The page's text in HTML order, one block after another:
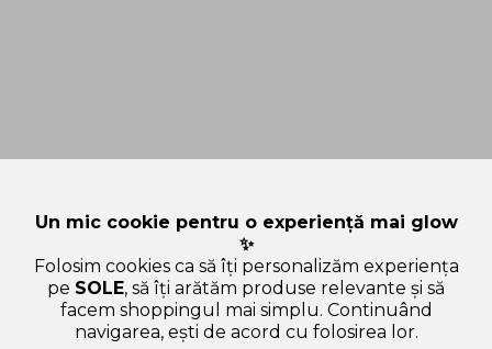
Un mic cookie pentru o experiență mai glow
✨
Folosim cookies ca să îți personalizăm experiența
pe SOLE, să îți arătăm produse relevante și să
facem shoppingul mai simplu. Continuând
navigarea, ești de acord cu folosirea lor.